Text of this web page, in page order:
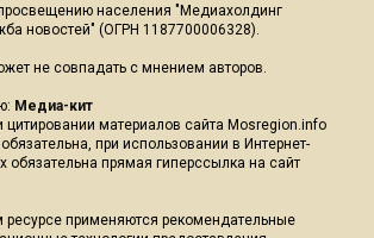
населения "Медиахолдинг
новостей" (ОГРН 1187700006328).
не совпадать с мнением авторов.
Медиа-кит
цитировании материалов сайта Mosregion.info
при использовании в Интернет-
обязательна прямая гиперссылка на сайт
применяются рекомендательные